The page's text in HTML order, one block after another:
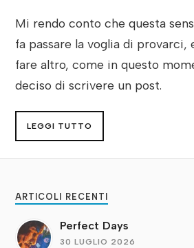
Mi rendo conto che questa
fa passare la voglia di provarci,
fare altro, come in questo
deciso di scrivere un post.
LEGGI TUTTO
ARTICOLI RECENTI
Perfect Days
30 LUGLIO 2026